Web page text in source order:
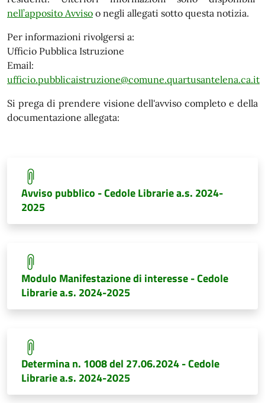
nell’apposito Avviso o negli allegati sotto questa notizia.
Per informazioni rivolgersi a:
Ufficio Pubblica Istruzione
Email:
ufficio.pubblicaistruzione@comune.quartusantelena.ca.it
Si prega di prendere visione dell'avviso completo e della
documentazione allegata:
Avviso pubblico - Cedole Librarie a.s. 2024-
2025
Modulo Manifestazione di interesse - Cedole
Librarie a.s. 2024-2025
Determina n. 1008 del 27.06.2024 - Cedole
Librarie a.s. 2024-2025